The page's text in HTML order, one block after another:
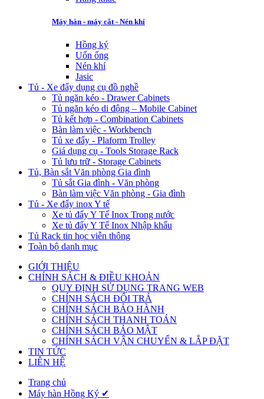
Máy hàn - máy cắt - Nén khí
Hồng ký
Uốn ống
Nén khí
Jasic
Tủ - Xe đẩy dụng cụ đồ nghề
Tủ ngăn kéo - Drawer Cabinets
Tủ ngăn kéo di động – Mobile Cabinet
Tủ kết hợp - Combination Cabinets
Bàn làm việc - Workbench
Tủ xe đẩy - Plaform Trolley
Giá dụng cụ - Tools Storage Rack
Tủ lưu trữ - Storage Cabinets
Tủ, Bàn sắt Văn phòng Gia đình
Tủ sắt Gia đình - Văn phòng
Bàn làm việc Văn phòng - Gia đình
Tủ - Xe đẩy inox Y tế
Xe tủ đẩy Y Tế Inox Trong nước
Xe tủ đẩy Y Tế Inox Nhập khẩu
Tủ Rack tin học viễn thông
Toàn bộ danh mục
GIỚI THIỆU
CHÍNH SÁCH & ĐIỀU KHOẢN
QUY ĐỊNH SỬ DỤNG TRANG WEB
CHÍNH SÁCH ĐỔI TRẢ
CHÍNH SÁCH BẢO HÀNH
CHÍNH SÁCH THANH TOÁN
CHÍNH SÁCH BẢO MẬT
CHÍNH SÁCH VẬN CHUYỂN & LẮP ĐẶT
TIN TỨC
LIÊN HỆ
Trang chủ
Máy hàn Hồng Ký ✔